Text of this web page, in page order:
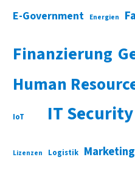
E-Government Energien
Finanzierung
Human
IoT IT Security
Lizenzen Logistik Marketing